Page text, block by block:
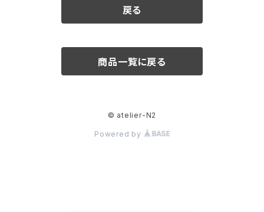
カラーストーン
戻る
商品一覧に戻る
© atelier-N2
Powered by